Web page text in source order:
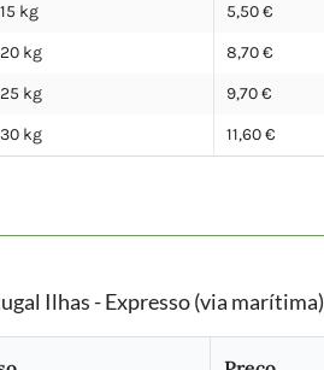
kg
5,50 €
kg
8,70 €
kg
9,70 €
kg
11,60 €
Ilhas - Expresso (via marítima)